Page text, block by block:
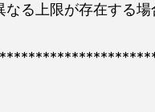
なる上限が存在する場